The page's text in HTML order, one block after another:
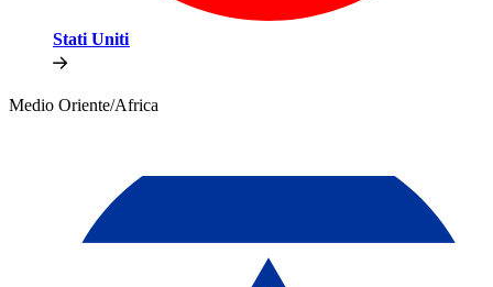
Stati Uniti​​
Medio Oriente/Africa​​